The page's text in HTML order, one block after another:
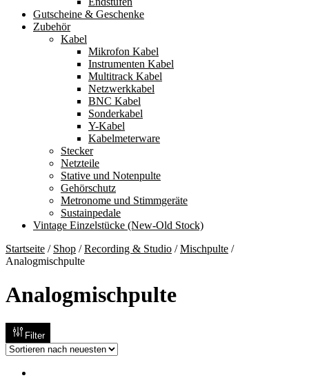
Gutscheine & Geschenke
Zubehör
Kabel
Mikrofon Kabel
Instrumenten Kabel
Multitrack Kabel
Netzwerkkabel
BNC Kabel
Sonderkabel
Y-Kabel
Kabelmeterware
Stecker
Netzteile
Stative und Notenpulte
Gehörschutz
Metronome und Stimmgeräte
Sustainpedale
Vintage Einzelstücke (New-Old Stock)
Startseite / Shop /Recording & Studio /Mischpulte /
Analogmischpulte
Analogmischpulte
Filter